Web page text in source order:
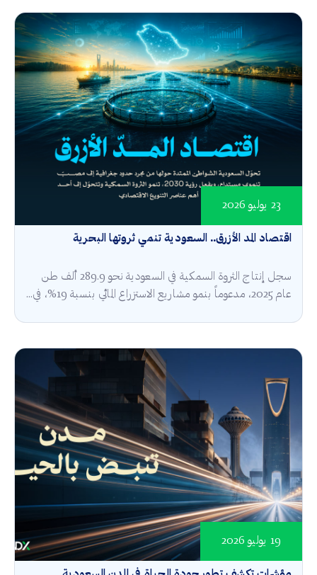
اقتصاد المد الأزرق.. السعودية تنمي ثروتها البحرية
23 يوليو 2026
سجل إنتاج الثروة السمكية في السعودية نحو 289.9 ألف طن
عام 2025، مدعوماً بنمو مشاريع الاستزراع المائي بنسبة 19%، في...
19 يوليو 2026